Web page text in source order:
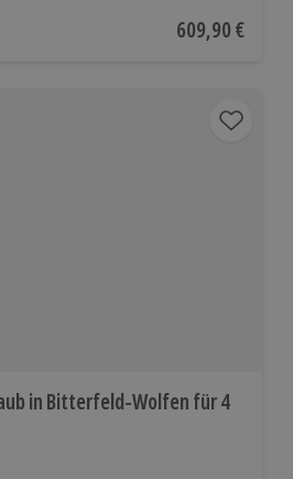
Aktueller Preis
609,90 €
in Bitterfeld-Wolfen für 4